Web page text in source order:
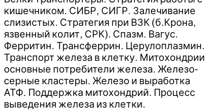
кишечником. СИБР, СИГР. Залечивание
слизистых. Стратегия при ВЗК (б.Крона,
язвенный колит, СРК). Спазм. Вагус.
Ферритин. Трансферрин. Церулоплазмин.
Транспорт железа в клетку. Митохондрии
основные потребители железа. Железо-
серные кластеры. Железо и выработка
АТФ. Поддержка митохондрий. Процесс
выведения железа из клетки.